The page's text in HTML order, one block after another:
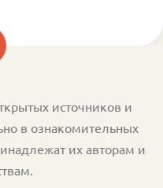
источников и
в ознакомительных
их авторам и